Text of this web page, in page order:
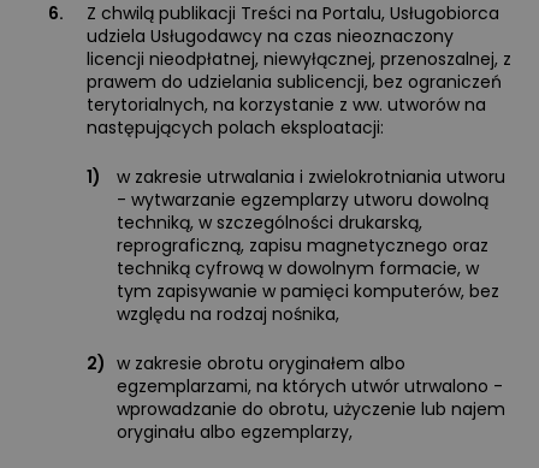
6.
Z chwilą publikacji Treści na Portalu, Usługobiorca
udziela Usługodawcy na czas nieoznaczony
licencji nieodpłatnej, niewyłącznej, przenoszalnej, z
prawem do udzielania sublicencji, bez ograniczeń
terytorialnych, na korzystanie z ww. utworów na
następujących polach eksploatacji:
1)
w zakresie utrwalania i zwielokrotniania utworu
- wytwarzanie egzemplarzy utworu dowolną
techniką, w szczególności drukarską,
reprograficzną, zapisu magnetycznego oraz
techniką cyfrową w dowolnym formacie, w
tym zapisywanie w pamięci komputerów, bez
względu na rodzaj nośnika,
2) w zakresie obrotu oryginałem albo
egzemplarzami, na których utwór utrwalono -
wprowadzanie do obrotu, użyczenie lub najem
oryginału albo egzemplarzy,